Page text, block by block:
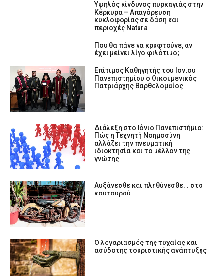
Υψηλός κίνδυνος πυρκαγιάς στην
Κέρκυρα – Απαγόρευση
κυκλοφορίας σε δάση και
περιοχές Natura
Που θα πάνε να κρυφτούνε, αν
έχει μείνει λίγο φιλότιμο;
Επίτιμος Καθηγητής του Ιονίου
Πανεπιστημίου ο Οικουμενικός
Πατριάρχης Βαρθολομαίος
Διάλεξη στο Ιόνιο Πανεπιστήμιο:
Πώς η Τεχνητή Νοημοσύνη
αλλάζει την πνευματική
ιδιοκτησία και το μέλλον της
γνώσης
Αυξάνεσθε και πληθύνεσθε... στο
κουτουρού
Ο λογαριασμός της τυχαίας και
ασύδοτης τουριστικής ανάπτυξης